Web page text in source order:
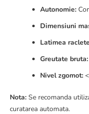
Autonomie:
Dimensiuni
Latimea
Greutate bruta:
Nivel zgomot:
Nota: Se recomanda
curatarea automata.